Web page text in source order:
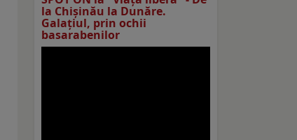
la Chișinău la Dunăre.
Galațiul, prin ochii
basarabenilor